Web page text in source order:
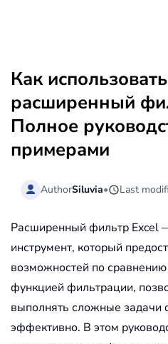
Как использовать
расширенный
Полное
примерами
AuthorSiluvia• Last
Расширенный фильтр Excel
инструмент, который
возможностей по сравнению
функцией фильтрации,
выполнять сложные задачи
эффективно. В этом